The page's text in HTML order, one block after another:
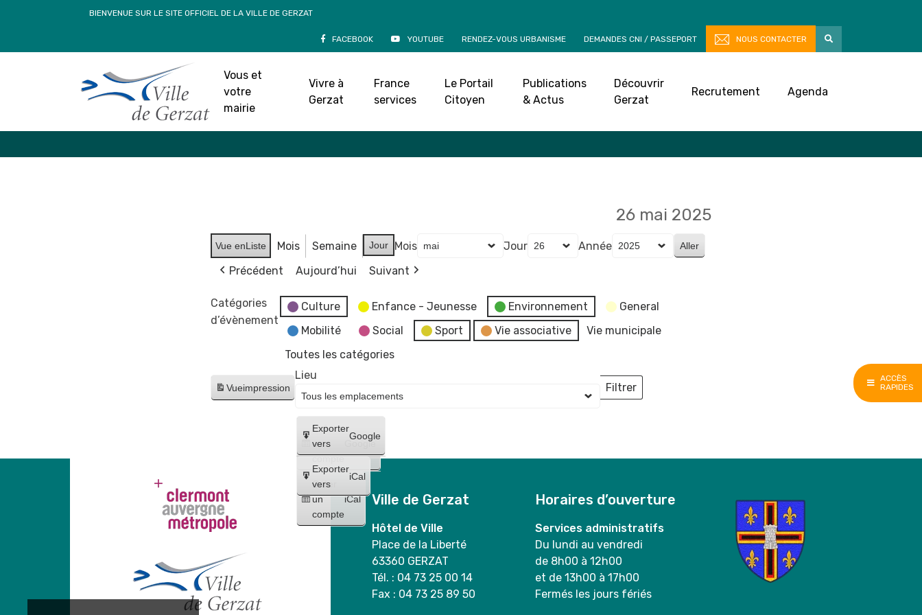
ACCÈS
RAPIDES
BIENVENUE SUR LE SITE OFFICIEL DE LA VILLE DE GERZAT
FACEBOOK YOUTUBE RENDEZ-VOUS URBANISME DEMANDES CNI / PASSEPORT NOUS CONTACTER
Vous et
votre
mairie
Vivre à
Gerzat
France
services
Le Portail
Citoyen
Publications
& Actus
Découvrir
Gerzat
Recrutement Agenda
Accueil»Agenda
26 mai 2025
Vue enListe Mois Semaine Jour Mois Jour
Année
Précédent
Aujourd’hui Suivant
Catégories
d’évènement
Culture Enfance - Jeunesse Environnement
General
Mobilité
Social Sport Vie associative
Vie municipale
Toutes les catégories
Vueimpression
Créer
un
compte
Google
Créer
un
compte
iCal
Exporter
vers
Google
Exporter
vers
iCal
Lieu
Filtrer
Lieux
Ville de Gerzat
Hôtel de Ville
Place de la Liberté
63360 GERZAT
Tél. : 04 73 25 00 14
Fax : 04 73 25 89 50
Horaires d’ouverture
Services administratifs
Du lundi au vendredi
de 8h00 à 12h00
et de 13h00 à 17h00
Fermés les jours fériés